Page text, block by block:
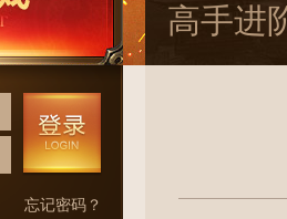
忘记密码？
高手进